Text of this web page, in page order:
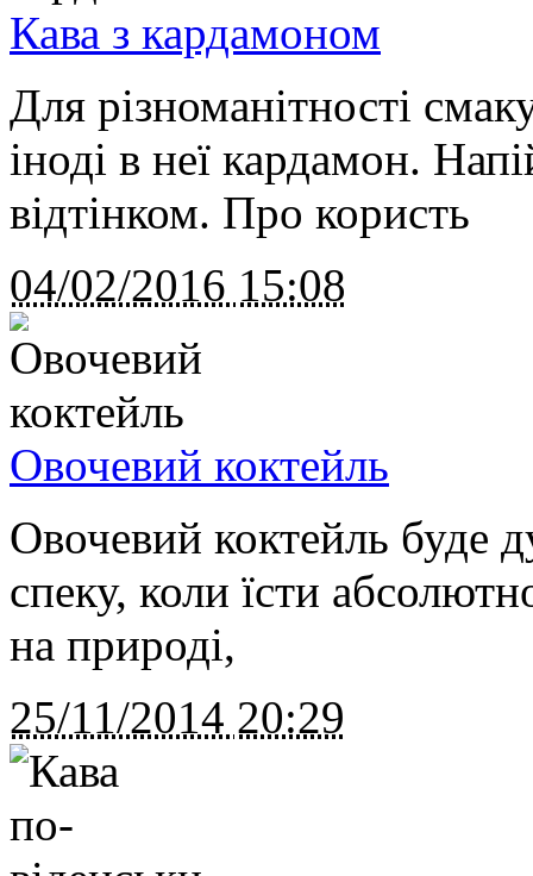
Кава з кардамоном
Для різноманітності
іноді в неї кардамон.
відтінком. Про користь
04/02/2016 15:08
Овочевий коктейль
Овочевий коктейль буде
спеку, коли їсти
на природі,
25/11/2014 20:29